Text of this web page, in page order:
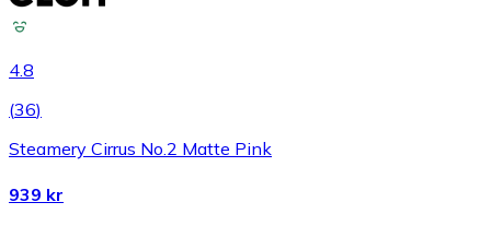
4.8
(36)
Steamery Cirrus No.2 Matte Pink
939 kr